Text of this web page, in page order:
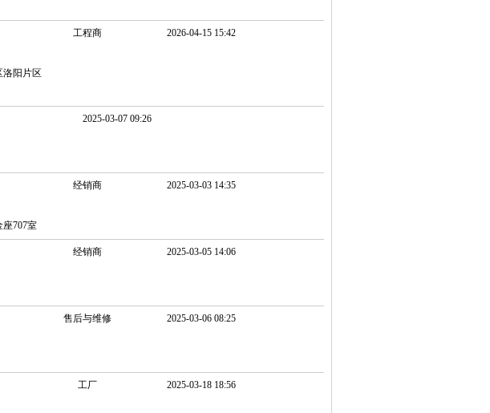
洛阳片区
工程商 2026-04-15 15:42
2025-03-07 09:26
707室
经销商 2025-03-03 14:35
经销商 2025-03-05 14:06
售后与维修 2025-03-06 08:25
工厂 2025-03-18 18:56